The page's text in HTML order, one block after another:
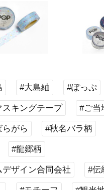
#大島紬 #ぽっぷ
スキングテープ #ご当
がら #秋名バラ柄
#龍郷柄
デザイン合同会社 #伝